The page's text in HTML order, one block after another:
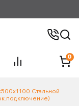
0
Стальной